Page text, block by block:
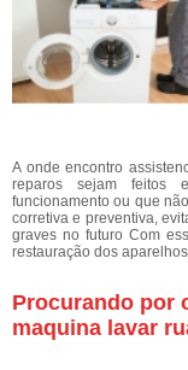
A onde encontro
reparos sejam feitos
funcionamento ou que
corretiva e preventiva,
graves no futuro Com
restauração dos
Procurando por
maquina lavar